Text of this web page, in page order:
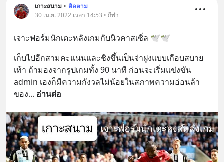
เกาะสนาม • ติดตาม
30 เม.ย. 2022 เวลา 14:53 • กีฬา
เจาะฟอร์มนักเตะหลังเกมกับนิวคาสเซิ่ล 🕊️🕊️
เก็บไปอีกสามคะแนนและชิงขึ้นเป็นจ่าฝูงแบบเกือบสบาย
เท้า ถ้ามองจากรูปเกมทั้ง 90 นาที ก่อนจะเริ่มแข่งขัน
admin เองก็มีความกังวลไม่น้อยในสภาพความอ่อนล้า
ของ... อ่านต่อ